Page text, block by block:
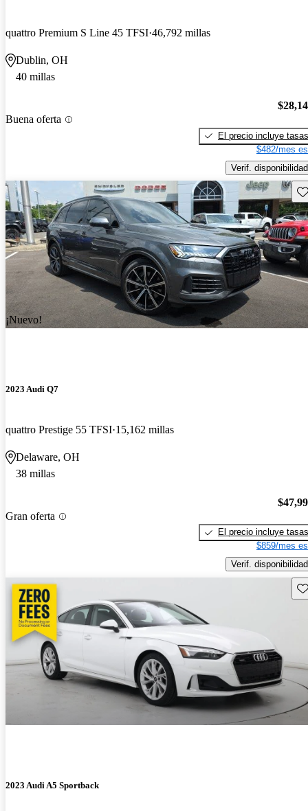
quattro Premium S Line 45 TFSI 46,792 millas
Dublin, OH
40 millas
Buena oferta
El precio incluye tasas
$482/mes
Verif. disponibilidad
¡Nuevo!
2023 Audi Q7
quattro Prestige 55 TFSI 15,162 millas
Delaware, OH
38 millas
Gran oferta
El precio incluye tasas
$859/mes
Verif. disponibilidad
2023 Audi A5 Sportback